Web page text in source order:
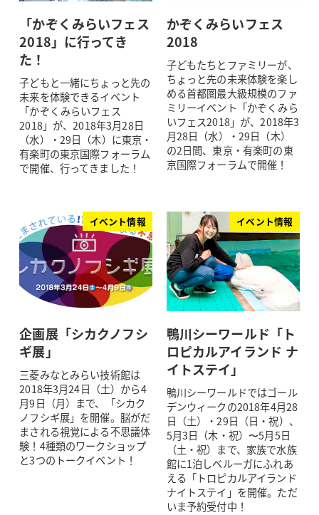
「かぞくみらいフェス
2018」に行ってき
た！
子どもと一緒にちょっと先の
未来を体験できるイベント
「かぞくみらいフェス
2018」が、2018年3月28日
（水）・29日（木）に東京・
有楽町の東京国際フォーラム
で開催、行ってきました！
かぞくみらいフェス
2018
子どもたちとファミリーが、
ちょっと先の未来体験を楽し
める首都圏最大級規模のファ
ミリーイベント「かぞくみら
いフェス2018」が、2018年3
月28日（水）・29日（木）
の2日間、東京・有楽町の東
京国際フォーラムで開催！
イベント情報
企画展「シカクノフシ
ギ展」
三菱みなとみらい技術館は
2018年3月24日（土）から4
月9日（月）まで、「シカク
ノフシギ展」を開催。脳がだ
まされる視覚による不思議体
験！4種類のワークショップ
と3つのトークイベント！
イベント情報
鴨川シーワールド「ト
ロピカルアイランド ナ
イトステイ」
鴨川シーワールドではゴール
デンウィークの2018年4月28
日（土）・29日（日・祝）、
5月3日（木・祝）〜5月5日
（土・祝）まで、家族で水族
館に1泊しベルーガにふれあ
える「トロピカルアイランド
ナイトステイ」を開催。ただ
いま予約受付中！